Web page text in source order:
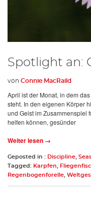
Spotlight an:
von Connie MacRaild
April ist der Monat, in dem
steht. In den eigenen Körper
und Geist im Zusammenspiel
helfen können, gesünder
Weiter lesen →
Geposted in : Discipline
Tagged: Karpfen
Regenbogenforelle